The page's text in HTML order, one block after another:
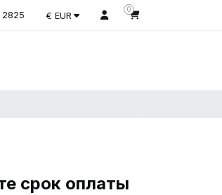
2825 € EUR
0
срок оплаты